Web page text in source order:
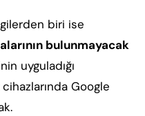
biri ise
bulunmayacak
uyguladığı
Google